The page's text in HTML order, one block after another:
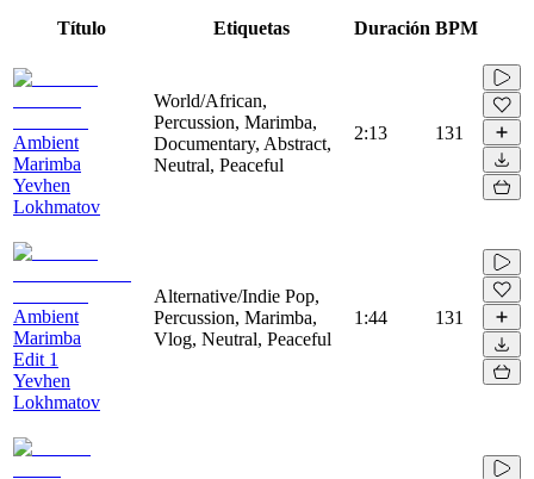
Título Etiquetas Duración BPM
Ambient
Marimba
Yevhen
Lokhmatov
World/African,
Percussion, Marimba,
Documentary, Abstract,
Neutral, Peaceful
2:13 131
Ambient
Marimba
Edit 1
Yevhen
Lokhmatov
Alternative/Indie Pop,
Percussion, Marimba,
Vlog, Neutral, Peaceful
1:44 131